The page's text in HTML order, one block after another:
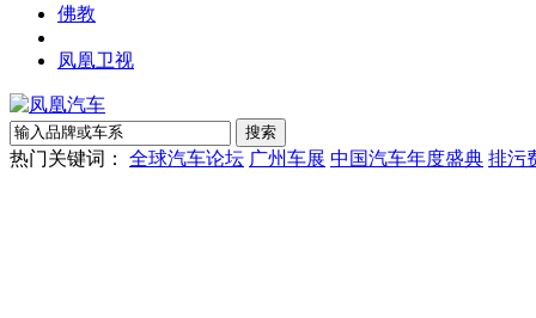
佛教
凤凰卫视
热门关键词： 全球汽车论坛 广州车展 中国汽车年度盛典 排污